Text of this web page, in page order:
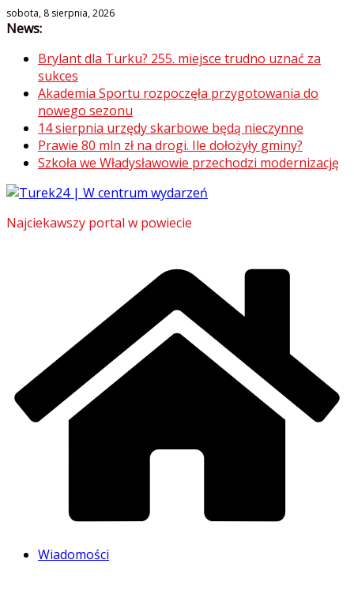
Skip
to
sobota, 8 sierpnia, 2026
News:
Brylant dla Turku? 255. miejsce trudno uznać za
sukces
Akademia Sportu rozpoczęła przygotowania do
nowego sezonu
14 sierpnia urzędy skarbowe będą nieczynne
Prawie 80 mln zł na drogi. Ile dołożyły gminy?
Szkoła we Władysławowie przechodzi modernizację
Najciekawszy portal w powiecie
Wiadomości